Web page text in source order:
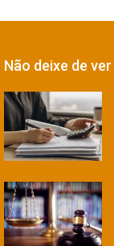
Não deixe de ver